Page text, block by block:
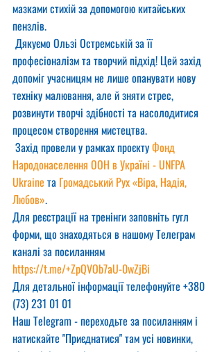
мазками стихій за допомогою китайських
пензлів.
Дякуємо Ользі Остремській за її
професіоналізм та творчий підхід! Цей захід
допоміг учасницям не лише опанувати нову
техніку малювання, але й зняти стрес,
розвинути творчі здібності та насолодитися
процесом створення мистецтва.
Захід провели у рамках проєкту Фонд
Народонаселення ООН в Україні - UNFPA
Ukraine та Громадський Рух «Віра, Надія,
Любов».
Для реєстрації на тренінги заповніть гугл
форми, що знаходяться в нашому Телеграм
каналі за посиланням
https://t.me/+ZpQVOb7aU-0wZjBi
Для детальної інформації телефонуйте +380
(73) 231 01 01
Наш Telegram - переходьте за посиланням і
натискайте "Приєднатися" там усі новинки,